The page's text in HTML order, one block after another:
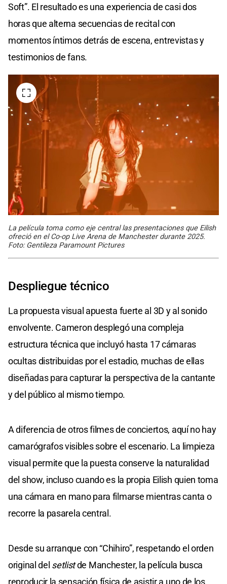
Soft”. El resultado es una experiencia de casi dos
horas que alterna secuencias de recital con
momentos íntimos detrás de escena, entrevistas y
testimonios de fans.
La película toma como eje central las presentaciones que Eilish
ofreció en el Co-op Live Arena de Manchester durante 2025.
Foto: Gentileza Paramount Pictures
Despliegue técnico
La propuesta visual apuesta fuerte al 3D y al sonido
envolvente. Cameron desplegó una compleja
estructura técnica que incluyó hasta 17 cámaras
ocultas distribuidas por el estadio, muchas de ellas
diseñadas para capturar la perspectiva de la cantante
y del público al mismo tiempo.
A diferencia de otros filmes de conciertos, aquí no hay
camarógrafos visibles sobre el escenario. La limpieza
visual permite que la puesta conserve la naturalidad
del show, incluso cuando es la propia Eilish quien toma
una cámara en mano para filmarse mientras canta o
recorre la pasarela central.
Desde su arranque con “Chihiro”, respetando el orden
original del setlistde Manchester, la película busca
reproducir la sensación física de asistir a uno de los